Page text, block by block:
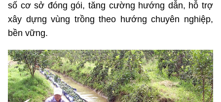
số cơ sở đóng gói, tăng cường hướng dẫn, hỗ trợ
xây dựng vùng trồng theo hướng chuyên nghiệp,
bền vững.